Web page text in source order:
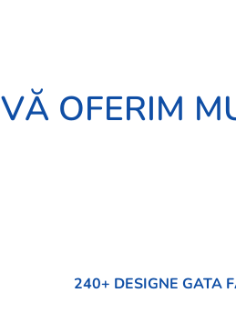
VĂ OFERIM
240+ DESIGNE GATA